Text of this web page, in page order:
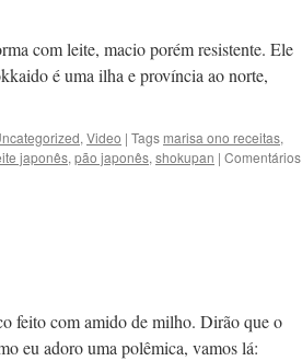
com leite, macio porém resistente. Ele
é uma ilha e província ao norte,
, Video | Tags marisa ono receitas,
japonês, pão japonês, shokupan | Comentários
feito com amido de milho. Dirão que o
eu adoro uma polêmica, vamos lá: